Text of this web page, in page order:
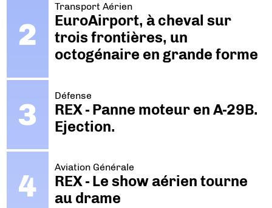
Transport Aérien
EuroAirport, à cheval sur
trois frontières, un
octogénaire en grande forme
Défense
REX - Panne moteur en A-29B.
Ejection.
Aviation Générale
REX - Le show aérien tourne
au drame